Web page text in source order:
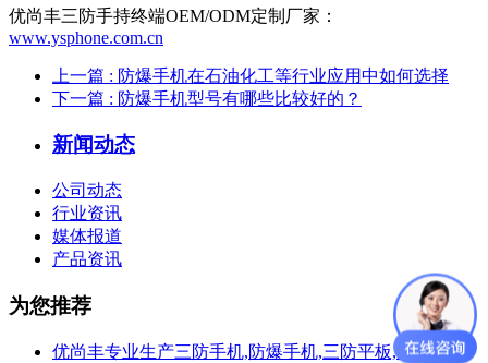
优尚丰三防手持终端OEM/ODM定制厂家：
www.ysphone.com.cn
上一篇 : 防爆手机在石油化工等行业应用中如何选择
下一篇 : 防爆手机型号有哪些比较好的？
新闻动态
公司动态
行业资讯
媒体报道
产品资讯
为您推荐
优尚丰专业生产三防手机,防爆手机,三防平板,防爆平板